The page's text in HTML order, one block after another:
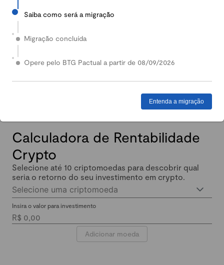
2024
Em 2024, nossa Carteira Conservadora mais que
Enquanto isso, quem investiu em Renda Fixa lucrou
Calculadora de Rentabilidade
Crypto
Selecione até 10 criptomoedas para descobrir qual
seria o retorno do seu investimento em crypto.
Selecione uma criptomoeda
Insira o valor para investimento
Adicionar moeda
Saiba como será a migração
Migração concluída
Opere pelo BTG Pactual a partir de 08/09/2026
Entenda a migração